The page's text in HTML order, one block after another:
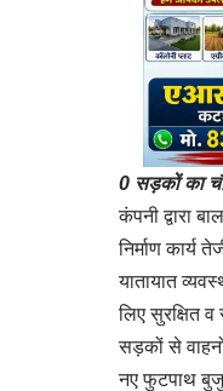
0 सड़कों का
कंपनी द्वारा
निर्माण कार्य
यातायात
लिए सुरक्षित
सड़कों से
नए फुटपाथ